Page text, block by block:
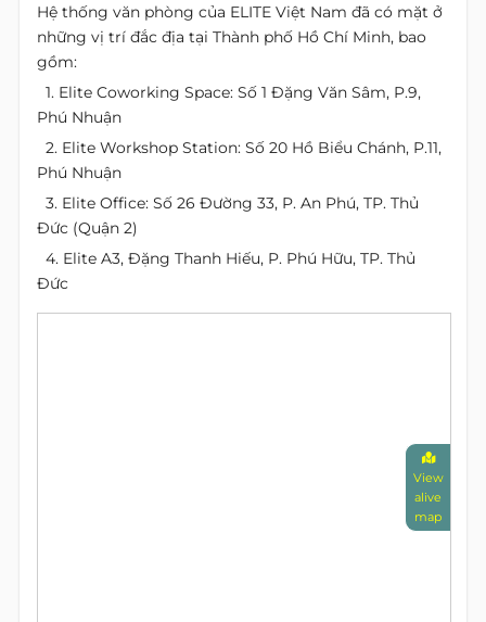
Hệ thống văn phòng của ELITE Việt Nam đã có mặt ở
những vị trí đắc địa tại Thành phố Hồ Chí Minh, bao
gồm:
1. Elite Coworking Space: Số 1 Đặng Văn Sâm, P.9,
Phú Nhuận
2. Elite Workshop Station: Số 20 Hồ Biểu Chánh, P.11,
Phú Nhuận
3. Elite Office: Số 26 Đường 33, P. An Phú, TP. Thủ
Đức (Quận 2)
4. Elite A3, Đặng Thanh Hiếu, P. Phú Hữu, TP. Thủ
Đức
View
alive
map